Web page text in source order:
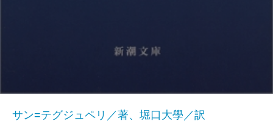
サン=テグジュペリ／著、堀口大學／訳